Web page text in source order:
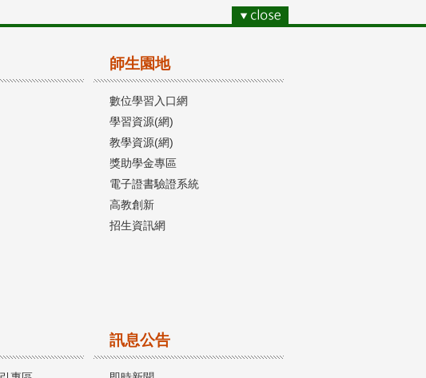
師生園地
數位學習入口網
學習資源(網)
教學資源(網)
獎助學金專區
電子證書驗證系統
高教創新
招生資訊網
訊息公告